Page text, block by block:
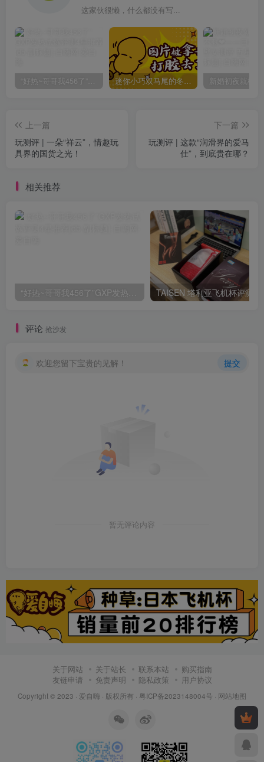
这家伙很懒，什么都没有写...
迷你小巧双马尾的冬爱琴音写真分享，虎牙妹妹YYDS!
上一篇
玩测评 | 一朵“祥云”，情趣玩
具界的国货之光！
下一篇
玩测评 | 这款“润滑界的爱马
仕”，到底贵在哪？
相关推荐
评论 抢沙发
欢迎您留下宝贵的见解！ 提交
暂无评论内容
关于网站 关于站长 联系本站
购买指南
友链申请
免责声明 隐私政策 用户协议
Copyright © 2023 · 爱自嗨 · 版权所有 · 粤ICP备2023148004号 · 网站地图